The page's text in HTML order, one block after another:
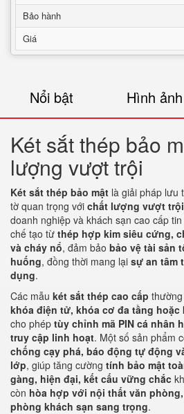
Bảo hành
Giá
Nổi bật Hình ảnh
Két sắt thép bảo
lượng vượt trội
Két sắt thép bảo mật là giải pháp lưu
tờ quan trọng với chất lượng vượt trội
doanh nghiệp và khách sạn cao cấp
chế tạo từ thép hợp kim siêu cứng,
và cháy nổ, đảm bảo bảo vệ tài sản
huống, đồng thời mang lại sự an tâm
dụng.
Các mẫu két sắt thép cao cấp
khóa điện tử, khóa cơ đa tầng hoặc
cho phép tùy chỉnh mã PIN cá nhân
truy cập linh hoạt. Một số sản phẩm
chống cạy phá, báo động tự động
lớp, giúp tăng cường tính bảo mật
gàng, hiện đại, kết cấu vững chắc
còn hòa hợp với nội thất văn
phòng khách sạn sang trọng.